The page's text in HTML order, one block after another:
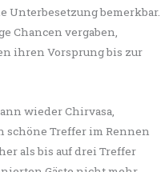
Unterbesetzung bemerkbar.
Chancen vergaben,
ihren Vorsprung bis zur
wieder Chirvasa,
schöne Treffer im Rennen
als bis auf drei Treffer